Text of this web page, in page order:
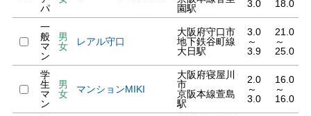
パ
園駅
3.0
18.0
一
般
マ
ン
男
女
レアル守口
大阪府守口市
地下鉄谷町線
大日駅
3.0
～
3.9
21.0
～
25.0
学
生
マ
ン
男
女
マンションMIKI
大阪府寝屋川
市
京阪本線萱島
駅
2.0
～
3.0
16.0
～
16.0